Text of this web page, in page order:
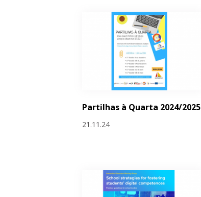
Partilhas à Quarta 2024/2025
21.11.24